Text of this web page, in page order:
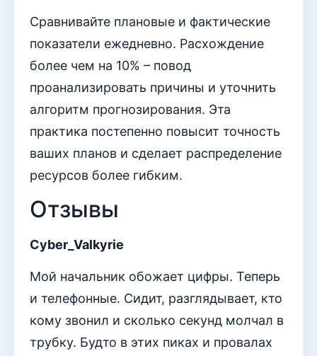
Сравнивайте плановые и фактические
показатели ежедневно. Расхождение
более чем на 10% – повод
проанализировать причины и уточнить
алгоритм прогнозирования. Эта
практика постепенно повысит точность
ваших планов и сделает распределение
ресурсов более гибким.
Отзывы
Cyber_Valkyrie
Мой начальник обожает цифры. Теперь
и телефонные. Сидит, разглядывает, кто
кому звонил и сколько секунд молчал в
трубку. Будто в этих пиках и провалах